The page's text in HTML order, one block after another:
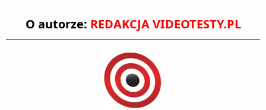
O autorze: REDAKCJA VIDEOTESTY.PL